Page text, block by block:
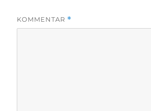
KOMMENTAR *